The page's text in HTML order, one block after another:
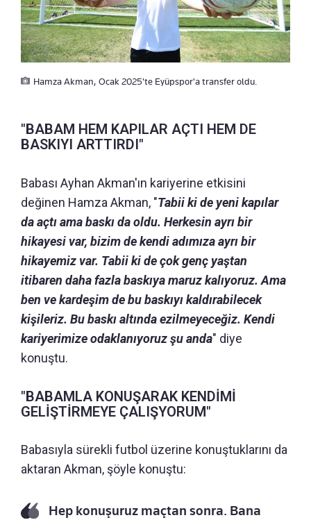
Hamza Akman, Ocak 2025'te Eyüpspor'a transfer oldu.
"BABAM HEM KAPILAR AÇTI HEM DE
BASKIYI ARTTIRDI"
Babası Ayhan Akman'ın kariyerine etkisini
değinen Hamza Akman, "Tabii ki de yeni kapılar
da açtı ama baskı da oldu. Herkesin ayrı bir
hikayesi var, bizim de kendi adımıza ayrı bir
hikayemiz var. Tabii ki de çok genç yaştan
itibaren daha fazla baskıya maruz kalıyoruz. Ama
ben ve kardeşim de bu baskıyı kaldırabilecek
kişileriz. Bu baskı altında ezilmeyeceğiz. Kendi
kariyerimize odaklanıyoruz şu anda" diye
konuştu.
"BABAMLA KONUŞARAK KENDİMİ
GELİŞTİRMEYE ÇALIŞYORUM"
Babasıyla sürekli futbol üzerine konuştuklarını da
aktaran Akman, şöyle konuştu:
Hep konuşuruz maçtan sonra. Bana